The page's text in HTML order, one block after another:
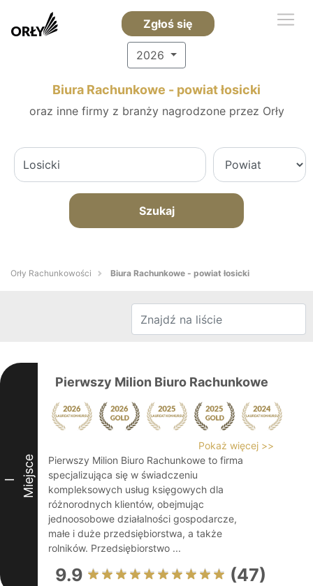
Zgłoś się
2026
Biura Rachunkowe - powiat łosicki
oraz inne firmy z branży nagrodzone przez Orły
Szukaj
Orły Rachunkowości Biura Rachunkowe - powiat łosicki
I Miejsce
Pierwszy Milion Biuro Rachunkowe
Pokaż więcej >>
Pierwszy Milion Biuro Rachunkowe to firma
specjalizująca się w świadczeniu
kompleksowych usług księgowych dla
różnorodnych klientów, obejmując
jednoosobowe działalności gospodarcze,
małe i duże przedsiębiorstwa, a także
rolników. Przedsiębiorstwo ...
9.9 (47)